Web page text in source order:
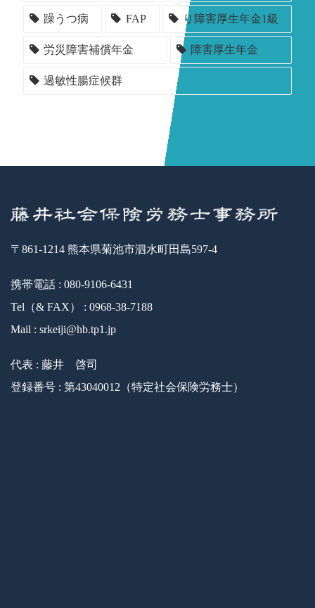
躁うつ病 FAP り障害厚生年金1級
労災障害補償年金 障害厚生年金
過敏性腸症候群
〒861-1214 熊本県菊池市泗水町田島597-4
携帯電話 : 080-9106-6431
Tel（& FAX） : 0968-38-7188
Mail : srkeiji@hb.tp1.jp
代表 : 藤井 啓司
登録番号 : 第43040012（特定社会保険労務士）